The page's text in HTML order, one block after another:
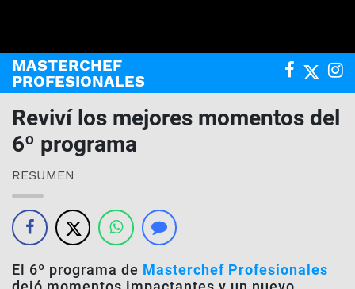
MASTERCHEF
PROFESIONALES
Reviví los mejores momentos del
6º programa
RESUMEN
El 6º programa de Masterchef Profesionales